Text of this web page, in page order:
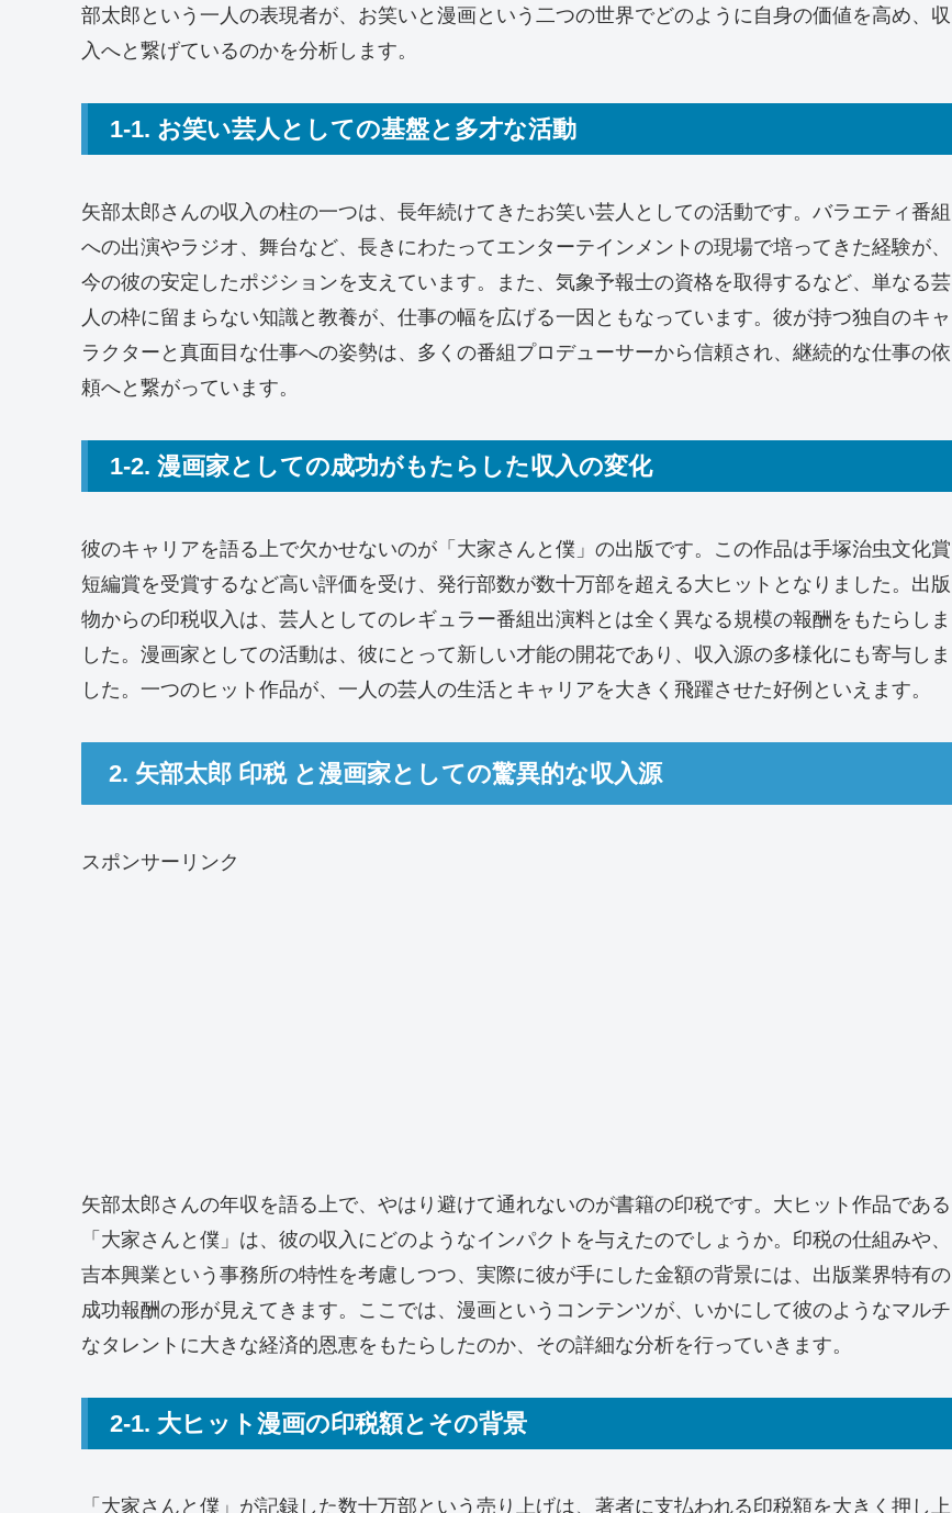
部太郎という一人の表現者が、お笑いと漫画という二つの世界でどのように自身の価値を高め、収
入へと繋げているのかを分析します。
1-1. お笑い芸人としての基盤と多才な活動
矢部太郎さんの収入の柱の一つは、長年続けてきたお笑い芸人としての活動です。バラエティ番組
への出演やラジオ、舞台など、長きにわたってエンターテインメントの現場で培ってきた経験が、
今の彼の安定したポジションを支えています。また、気象予報士の資格を取得するなど、単なる芸
人の枠に留まらない知識と教養が、仕事の幅を広げる一因ともなっています。彼が持つ独自のキャ
ラクターと真面目な仕事への姿勢は、多くの番組プロデューサーから信頼され、継続的な仕事の依
頼へと繋がっています。
1-2. 漫画家としての成功がもたらした収入の変化
彼のキャリアを語る上で欠かせないのが「大家さんと僕」の出版です。この作品は手塚治虫文化賞
短編賞を受賞するなど高い評価を受け、発行部数が数十万部を超える大ヒットとなりました。出版
物からの印税収入は、芸人としてのレギュラー番組出演料とは全く異なる規模の報酬をもたらしま
した。漫画家としての活動は、彼にとって新しい才能の開花であり、収入源の多様化にも寄与しま
した。一つのヒット作品が、一人の芸人の生活とキャリアを大きく飛躍させた好例といえます。
2. 矢部太郎 印税 と漫画家としての驚異的な収入源
スポンサーリンク
矢部太郎さんの年収を語る上で、やはり避けて通れないのが書籍の印税です。大ヒット作品である
「大家さんと僕」は、彼の収入にどのようなインパクトを与えたのでしょうか。印税の仕組みや、
吉本興業という事務所の特性を考慮しつつ、実際に彼が手にした金額の背景には、出版業界特有の
成功報酬の形が見えてきます。ここでは、漫画というコンテンツが、いかにして彼のようなマルチ
なタレントに大きな経済的恩恵をもたらしたのか、その詳細な分析を行っていきます。
2-1. 大ヒット漫画の印税額とその背景
「大家さんと僕」が記録した数十万部という売り上げは、著者に支払われる印税額を大きく押し上